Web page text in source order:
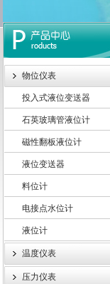
上海轩顼电气设备有限公司
物位仪表
投入式液位变送器
石英玻璃管液位计
磁性翻板液位计
液位变送器
料位计
电接点水位计
液位计
温度仪表
压力仪表